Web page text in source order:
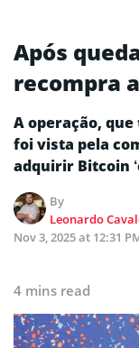
Após
recompra
A operação, que
foi vista pela
adquirir Bitcoin
By
Leonardo
Nov 3, 2025 at 12:31
4 mins read